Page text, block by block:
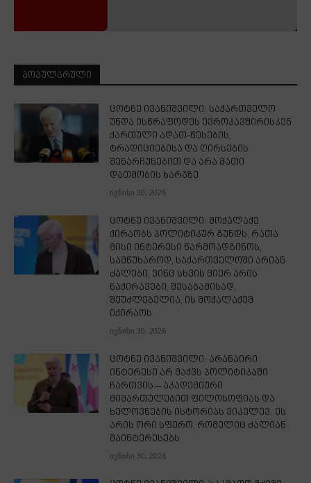
ᲞᲝᲞᲣᲚᲐᲠᲣᲚᲘ
ცოტნე ივანიშვილი: საქართველო
უნდა ისწრაფოდეს ევროკავშირისკენ
ქართული ადათ-წესების,
ტრადიციებისა და ღირსების
შენარჩუნებით და არა მათი
დათმობის ხარჯზე
ივნისი 30, 2026
ცოტნე ივანიშვილი: მოქალაქე
ქირაობს პოლიტიკურ გუნდს, რათა
მისი ინტერესი წარმოადგინოს,
სამწუხაროდ, საქართველოში არიან
ძალები, ვინც სხვის მიერ არის
ნაქირავები, შესაბამისად,
შეუძლებელია, ის მოქალაქემ
იქირაოს
ივნისი 30, 2026
ცოტნე ივანიშვილი: არანაირი
ინტერესი არ მაქვს პოლიტიკაში
ჩართვის – აკადემიური
მიმართულებით ფილოსოფიას და
ხელოვნების ისტორიას ვიკვლევ. ეს
არის ორი სფერო, რომელიც ძალიან
მაინტერესებს
ივნისი 30, 2026